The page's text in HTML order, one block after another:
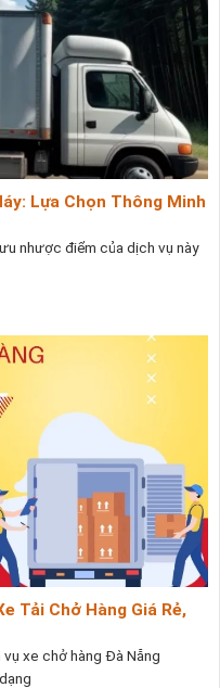
Lựa Chọn Thông Minh
nhược điểm của dịch vụ này
Tải Chở Hàng Giá Rẻ,
xe chở hàng Đà Nẵng